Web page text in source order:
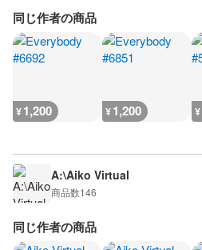
同じ作者の商品
¥1,200 ¥1,200 ¥
A:\Aiko Virtual
商品数146
同じ作者の商品